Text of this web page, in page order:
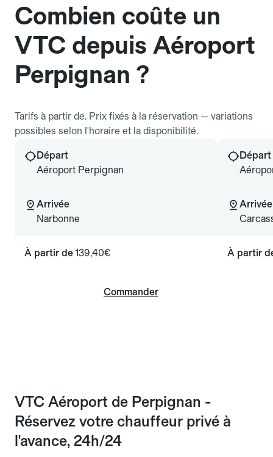
Combien coûte un
VTC depuis Aéroport
Perpignan ?
Tarifs à partir de. Prix fixés à la réservation — variations
possibles selon l'horaire et la disponibilité.
Départ
Aéroport Perpignan
Arrivée
Narbonne
À partir de 139,40€
Commander
Départ
Arrivée
À partir
VTC Aéroport de Perpignan -
Réservez votre chauffeur privé à
l'avance, 24h/24